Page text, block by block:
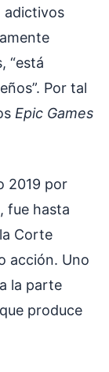
adictivos
“está
Por tal
Epic Games
2019 por
fue hasta
Corte
acción. Uno
la parte
produce